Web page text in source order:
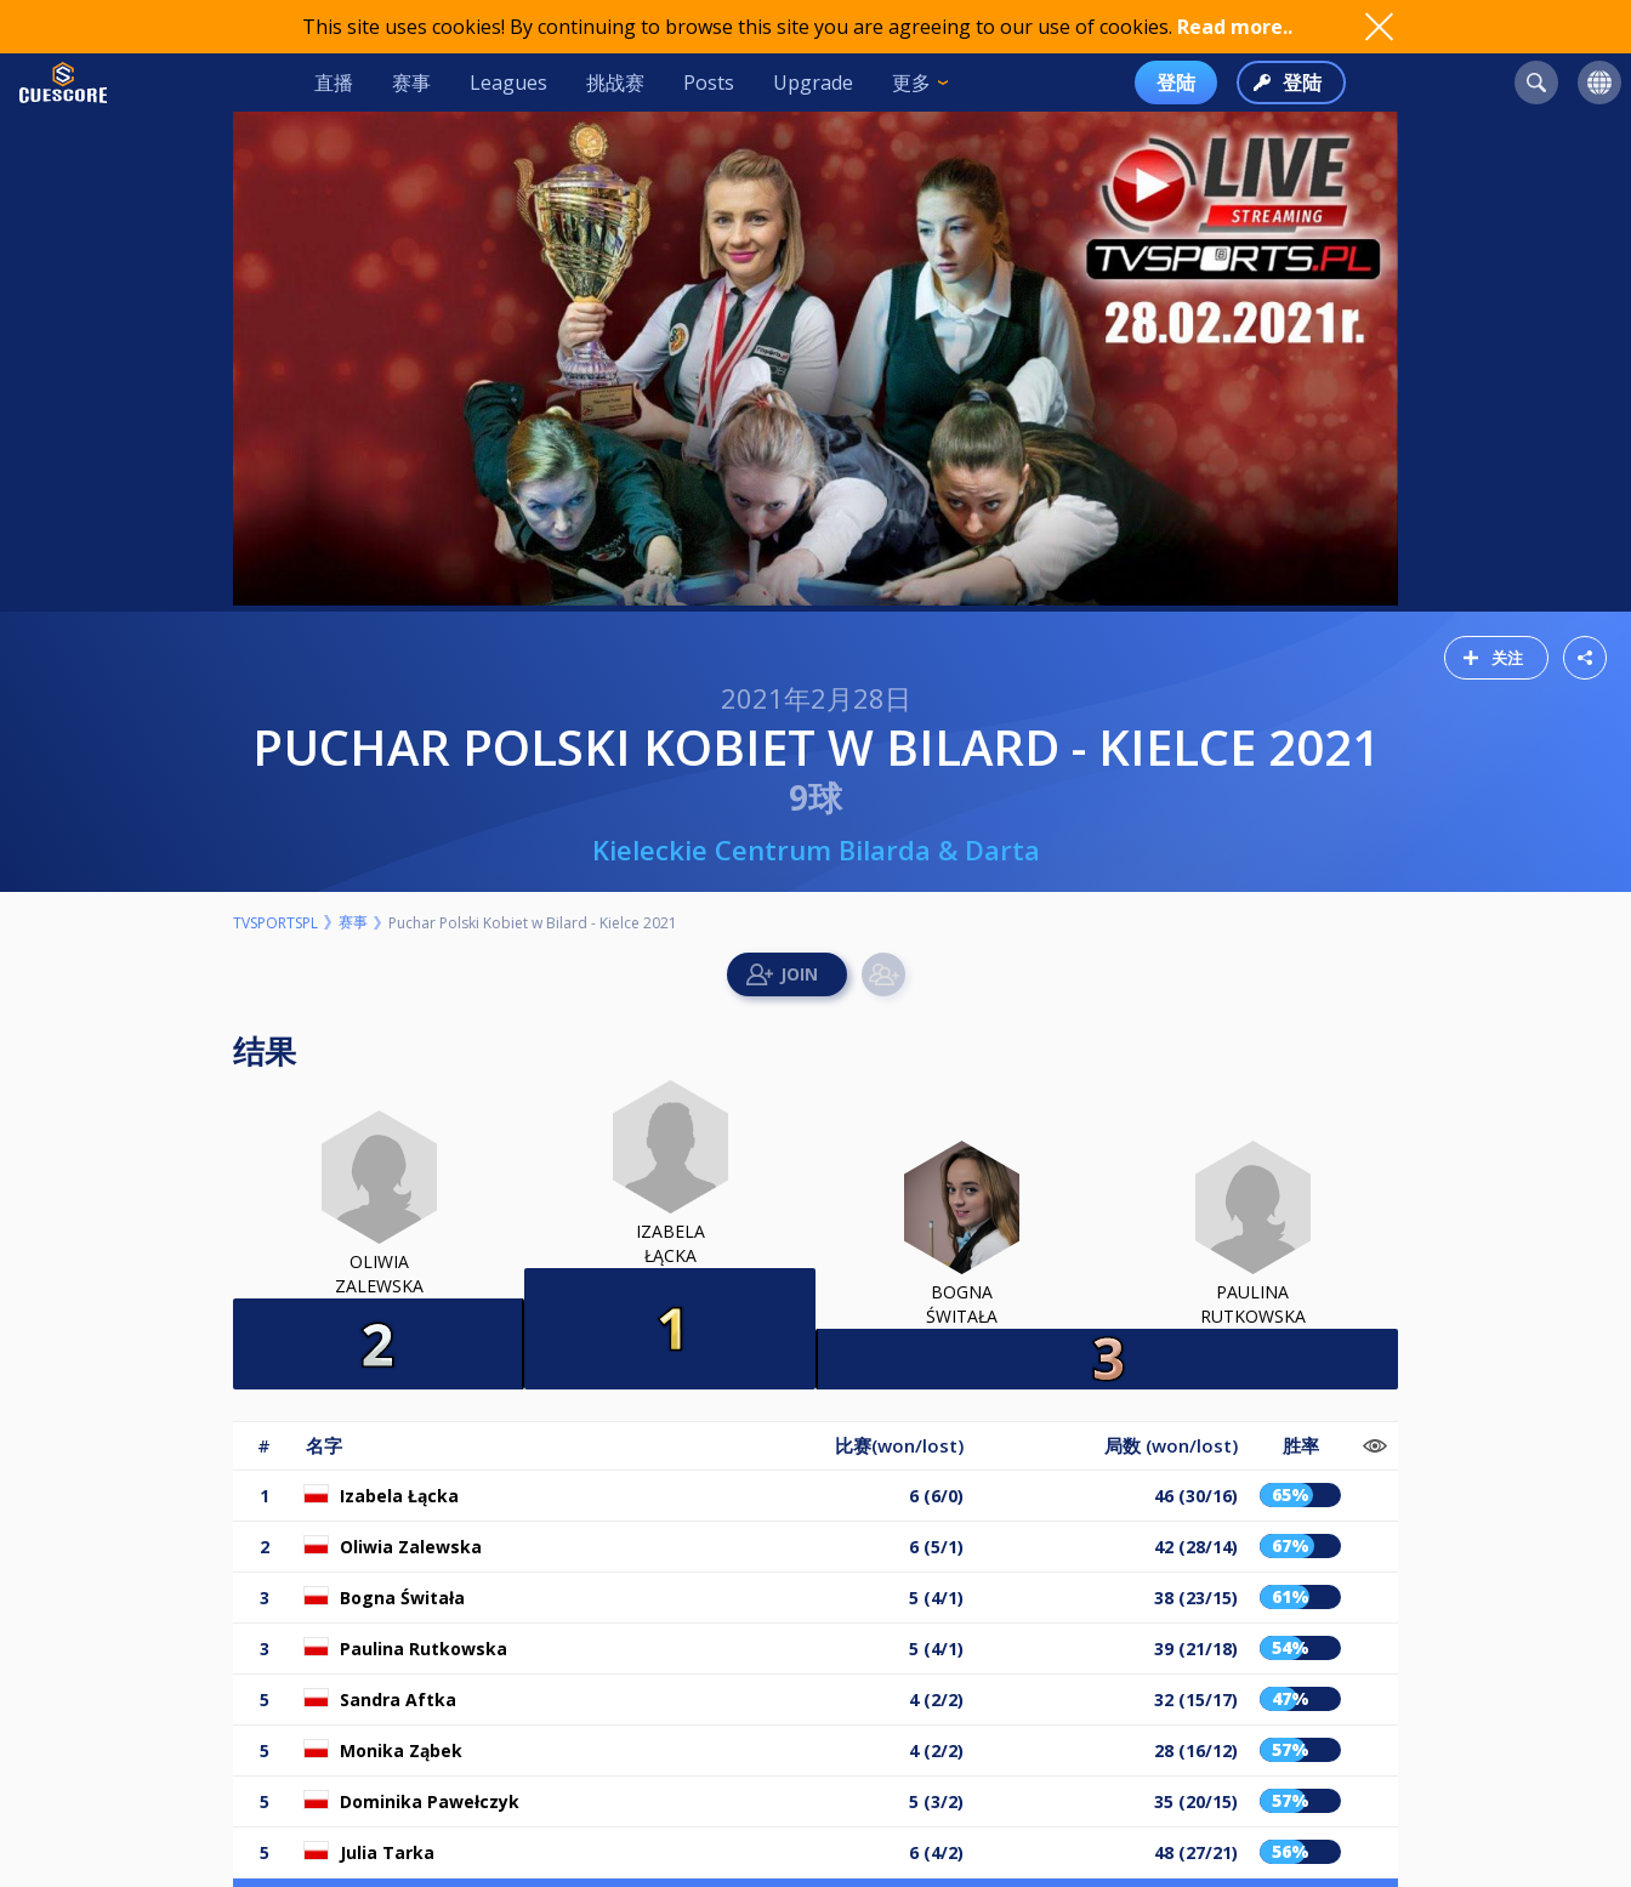
This site uses cookies! By continuing to browse this site you are agreeing to our use of cookies. Read more..
直播 赛事 Leagues 挑战赛 Posts Upgrade 更多 登陆 登陆
关注
2021年2月28日
PUCHAR POLSKI KOBIET W BILARD - KIELCE 2021
9球
Kieleckie Centrum Bilarda & Darta
TVSPORTSPL 赛事 Puchar Polski Kobiet w Bilard - Kielce 2021
结果
OLIWIA
ZALEWSKA
IZABELA
ŁĄCKA
BOGNA
ŚWITAŁA
PAULINA
RUTKOWSKA
# 名字 比赛(won/lost) 局数 (won/lost) 胜率
1 Izabela Łącka 6 (6/0) 46 (30/16) 65%
2 Oliwia Zalewska 6 (5/1) 42 (28/14) 67%
3 Bogna Świtała 5 (4/1) 38 (23/15) 61%
3 Paulina Rutkowska 5 (4/1) 39 (21/18) 54%
5 Sandra Aftka 4 (2/2) 32 (15/17) 47%
5 Monika Ząbek 4 (2/2) 28 (16/12) 57%
5 Dominika Pawełczyk 5 (3/2) 35 (20/15) 57%
5 Julia Tarka 6 (4/2) 48 (27/21) 56%